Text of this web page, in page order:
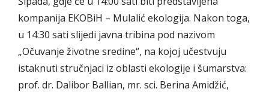
kompanija EKOBiH – Mulalić ekologija. Nakon toga,
u 14:30 sati slijedi javna tribina pod nazivom
„Očuvanje životne sredine“, na kojoj učestvuju
istaknuti stručnjaci iz oblasti ekologije i šumarstva:
prof. dr. Dalibor Ballian, mr. sci. Berina Amidžić,